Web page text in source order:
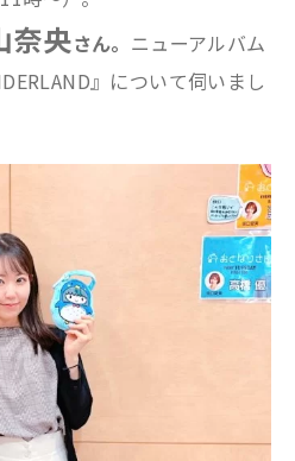
奈央さん。 ニューアルバム
』について伺いまし